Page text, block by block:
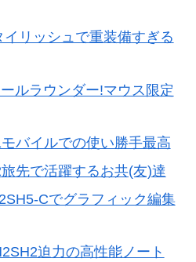
リッシュで重装備すぎる
ルラウンダー!マウス限定
バイルでの使い勝手最高
先で活躍するお共(友)達
Cでグラフィック編集
迫力の高性能ノート